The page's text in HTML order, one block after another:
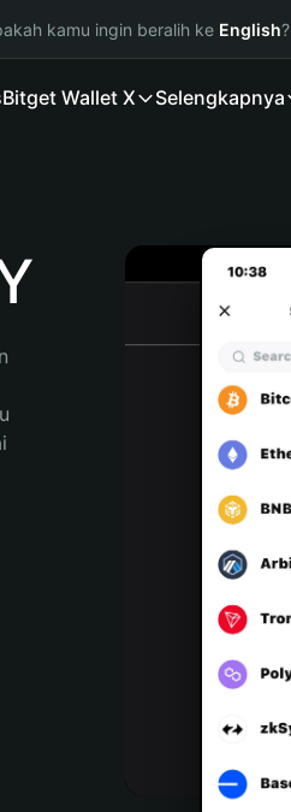
kamu ingin beralih ke English?
Bitget Wallet X Selengkapnya